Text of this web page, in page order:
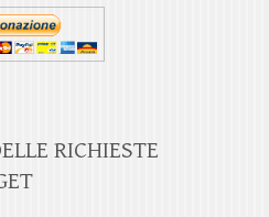
RICHIESTE